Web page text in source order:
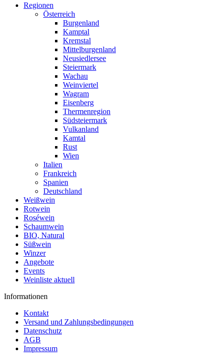
Regionen
Österreich
Burgenland
Kamptal
Kremstal
Mittelburgenland
Neusiedlersee
Steiermark
Wachau
Weinviertel
Wagram
Eisenberg
Thermenregion
Südsteiermark
Vulkanland
Kamtal
Rust
Wien
Italien
Frankreich
Spanien
Deutschland
Weißwein
Rotwein
Roséwein
Schaumwein
BIO, Natural
Süßwein
Winzer
Angebote
Events
Weinliste aktuell
Informationen
Kontakt
Versand und Zahlungsbedingungen
Datenschutz
AGB
Impressum